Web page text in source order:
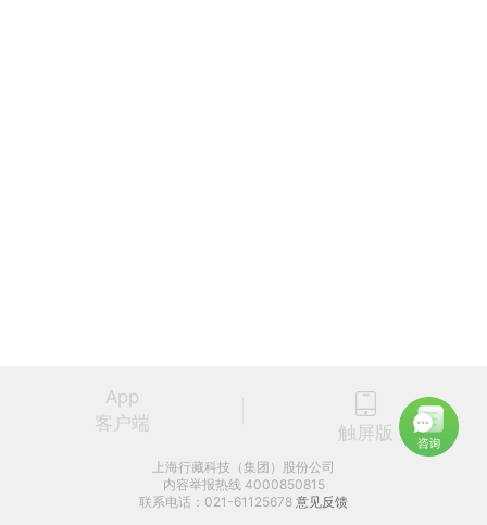
App
客户端
触屏版
上海行藏科技（集团）股份公司
内容举报热线 4000850815
联系电话：021-61125678 意见反馈